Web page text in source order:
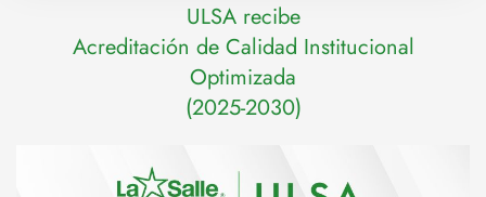
ULSA recibe
Acreditación de Calidad Institucional
Optimizada
(2025-2030)